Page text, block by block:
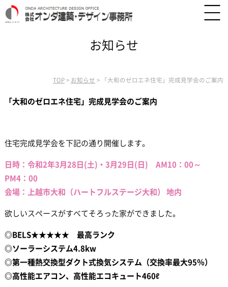
お知らせ
TOP > お知らせ > 「大和のゼロエネ住宅」完成見学会のご案内
「大和のゼロエネ住宅」完成見学会のご案内
住宅完成見学会を下記の通り開催します。
日時：令和2年3月28日(土)・3月29 日 (日) AM10：00～
PM4：00
会場：上越市大和（ハートフルステージ大和）
地内
欲しいスペースがすべてそろった家ができました。
◎BELS★★★★★ 最高ランク
◎ソーラーシステム4.8kw
◎第一種熱交換型ダクト式換気システム（交換率最大95％）
◎高性能エアコン、高性能エコキュート460ℓ